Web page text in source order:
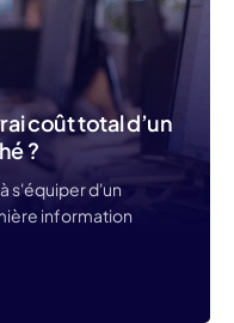
coût total d’un
?
s'équiper d'un
information